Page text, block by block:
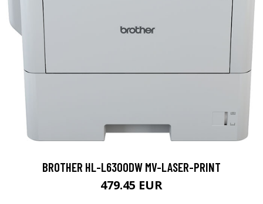
BROTHER HL-L6300DW MV-LASER-PRINT
479.45 EUR